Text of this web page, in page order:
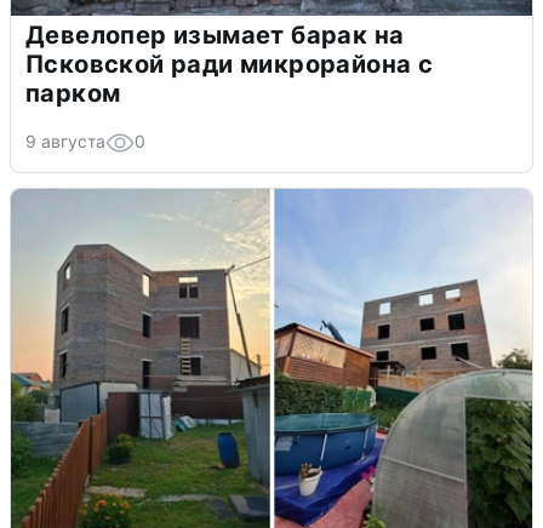
Девелопер изымает барак на
Псковской ради микрорайона с
парком
9 августа 0